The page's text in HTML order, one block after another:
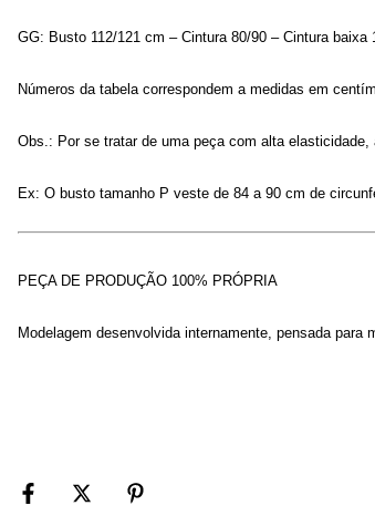
GG: Busto 112/121 cm – Cintura 80/90 – Cintura baixa
Números da tabela correspondem a medidas em
Obs.: Por se tratar de uma peça com alta
Ex: O busto tamanho P veste de 84 a 90 cm de
PEÇA DE PRODUÇÃO 100% PRÓPRIA
Modelagem desenvolvida internamente, pensada